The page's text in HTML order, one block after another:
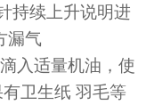
持续上升说明进
漏气
入适量机油，使
卫生纸 羽毛等